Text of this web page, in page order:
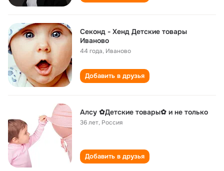
Секонд - Хенд Детские товары
Иваново
44 года, Иваново
Добавить в друзья
Алсу ✿Детские товары✿ и не только
36 лет, Россия
Добавить в друзья